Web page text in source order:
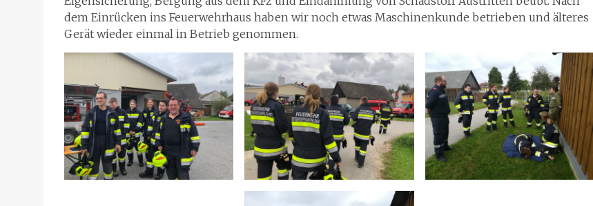
dem Einrücken ins Feuerwehrhaus haben wir noch etwas Maschinenkunde betrieben und älteres
Gerät wieder einmal in Betrieb genommen.